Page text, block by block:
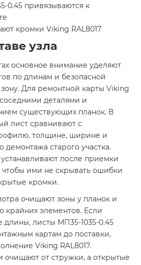
0.45 привязываются к
кромки Viking RAL8017
узла
основное внимание уделяют
по длинам и безопасной
Для ремонтной карты Viking
соседними деталями и
существующих планок. В
лист сравнивают с
толщине, ширине и
старого участка.
после приемки
чтобы ими не скрывать ошибки
кромки.
очищают зоны у планок и
крайних элементов. Если
длины, листы МП35-1035-0.45
картам до поставки,
Viking RAL8017.
очищают от стружки, а открытые